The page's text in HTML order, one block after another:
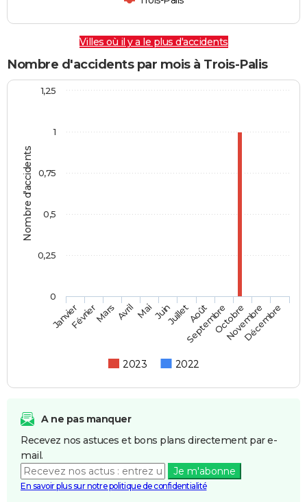
Villes où il y a le plus d'accidents
Nombre d'accidents par mois à Trois-Palis
Nombre d'accidents
2023 2022
JanvierFévrierMars AvrilMaiJuinJuilletAoût
SeptembreOctobre
Novembre
Décembre
0
1
0,25
0,5
0,75
1,25
A ne pas manquer
Recevez nos astuces et bons plans directement par e-
mail.
Je m'abonne
En savoir plus sur notre politique de confidentialité